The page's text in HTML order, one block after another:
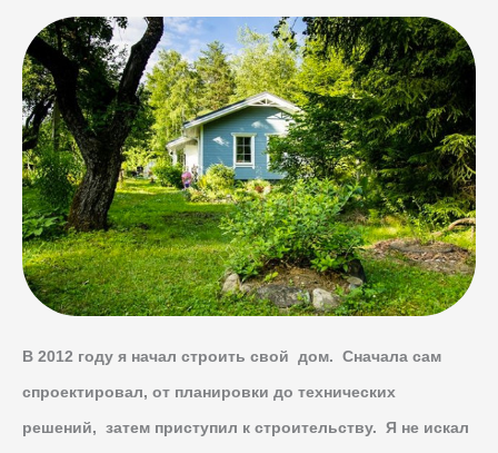
В 2012 году я начал строить свой дом. Сначала сам
спроектировал, от планировки до технических
решений, затем приступил к строительству. Я не искал